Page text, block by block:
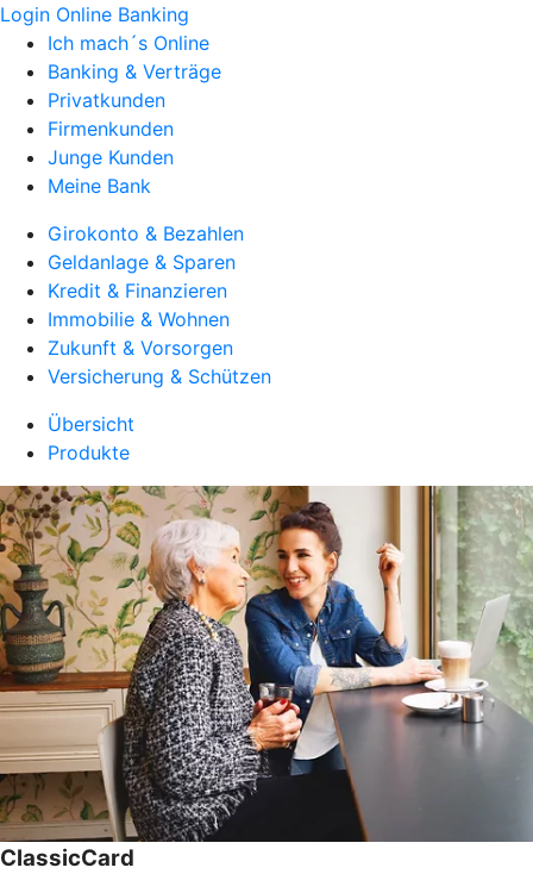
Login Online Banking
Ich mach´s Online
Banking & Verträge
Privatkunden
Firmenkunden
Junge Kunden
Meine Bank
Girokonto & Bezahlen
Geldanlage & Sparen
Kredit & Finanzieren
Immobilie & Wohnen
Zukunft & Vorsorgen
Versicherung & Schützen
Übersicht
Produkte
ClassicCard